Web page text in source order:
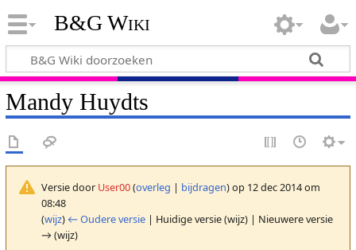
B&G Wiki
Mandy Huydts
Versie door User00(overleg | bijdragen)op 12 dec 2014 om
08:48
(wijz) ← Oudere versie| Huidige versie (wijz) | Nieuwere versie
→ (wijz)